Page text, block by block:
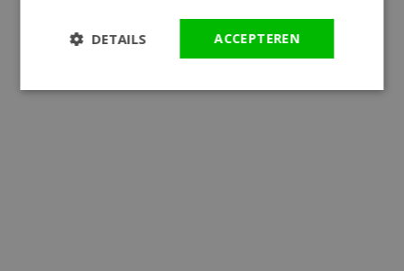
ACCEPTEREN
DETAILS